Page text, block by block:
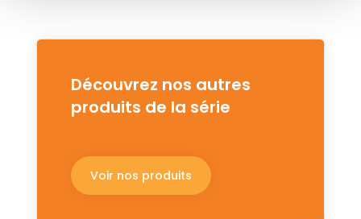
Découvrez nos autres
produits de la série
Voir nos produits